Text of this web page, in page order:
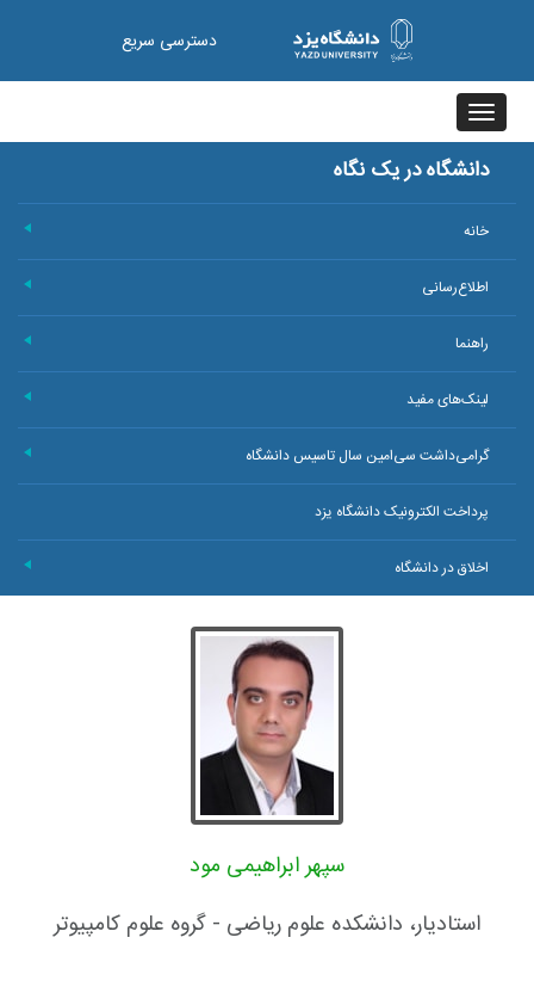
دسترسی سریع
Toggle
navigation
دانشگاه در یک نگاه
خانه
اطلاع‌رسانی
راهنما
لینک‌های مفید
گرامی‌داشت سی‌امین سال تاسیس دانشگاه
پرداخت الکترونیک دانشگاه یزد
اخلاق در دانشگاه
سپهر ابراهیمی مود
استادیار، دانشکده علوم ریاضی - گروه علوم کامپیوتر